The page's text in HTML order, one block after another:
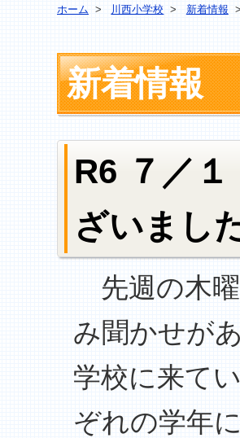
ホーム > 川西小学校 > 新着情報 >
新着情報
R6 ７／
ざいまし
先週の木曜
み聞かせが
学校に来て
ぞれの学年